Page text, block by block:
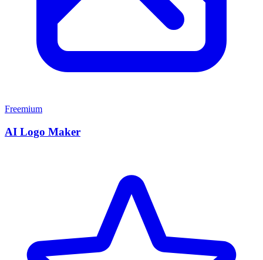
Freemium
AI Logo Maker